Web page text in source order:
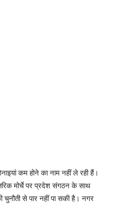
कम होने का नाम नहीं ले रही हैं।
मोर्चे पर प्रदेश संगठन के साथ
चुनौती से पार नहीं पा सकी है। नगर